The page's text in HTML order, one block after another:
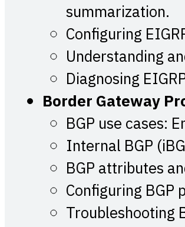
summarization.
Configuring
Understanding
Diagnosing
Border Gateway
BGP use cases:
Internal BGP
BGP attributes
Configuring
Troubleshooting